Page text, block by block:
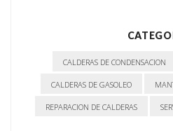
CALDERAS DE CONDENSACION
CALDERAS DE GASOLEO
REPARACION DE CALDERAS